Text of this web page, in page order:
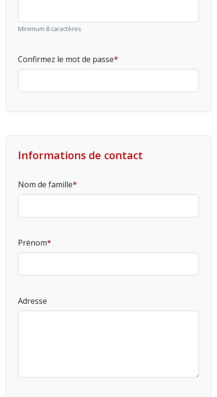
Minimum 8 caractères
Confirmez le mot de passe
Informations de contact
Nom de famille
Prénom
Adresse